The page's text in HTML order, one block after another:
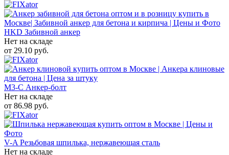
HKD Забивной анкер
Нет на складе
от 29.10 руб.
M3-C Анкер-болт
Нет на складе
от 86.98 руб.
V-A Резьбовая шпилька, нержавеющая сталь
Нет на складе